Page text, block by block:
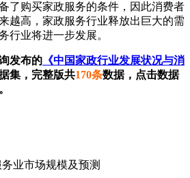
了购买家政服务的条件，因此消费者
越高，家政服务行业释放出巨大的需
行业将进一步发展。
发布的 《中国家政行业发展状况与消
集，完整版共170条数据，点击数据
业市场规模及预测